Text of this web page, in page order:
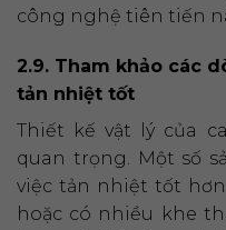
công nghệ tiên tiến
2.9. Tham khảo các
tản nhiệt tốt
Thiết kế vật lý của
quan trọng. Một số
việc tản nhiệt tốt
hoặc có nhiều khe